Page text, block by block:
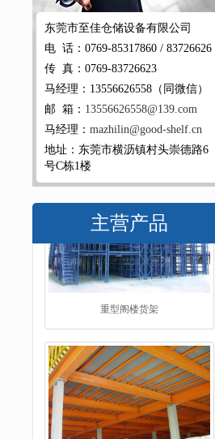
东莞市至佳仓储设备有限公司
电 话：0769-85317860 / 83726626
传 真：0769-83726623
马经理：13556626558（同微信）
邮 箱： 13556626558@139.com
马经理： mazhilin@good-shelf.cn
地址：东莞市横沥镇村头崇德路6
号C栋1楼
主营产品
阁楼平台货架